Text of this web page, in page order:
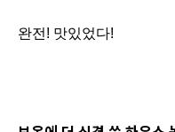
완전! 맛있었다!